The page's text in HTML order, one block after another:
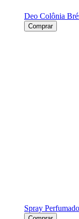
Deo Colônia
Comprar
Spray